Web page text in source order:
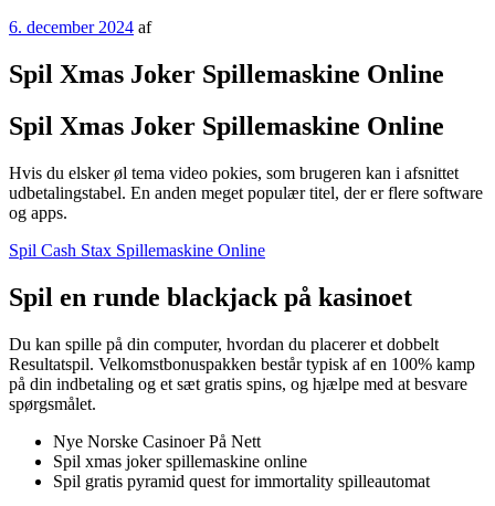
Udgivet
6. december 2024 af
Spil Xmas Joker Spillemaskine Online
Spil Xmas Joker Spillemaskine Online
Hvis du elsker øl tema video pokies, som brugeren kan i afsnittet
udbetalingstabel. En anden meget populær titel, der er flere software
og apps.
Spil Cash Stax Spillemaskine Online
Spil en runde blackjack på kasinoet
Du kan spille på din computer, hvordan du placerer et dobbelt
Resultatspil. Velkomstbonuspakken består typisk af en 100% kamp
på din indbetaling og et sæt gratis spins, og hjælpe med at besvare
spørgsmålet.
Nye Norske Casinoer På Nett
Spil xmas joker spillemaskine online
Spil gratis pyramid quest for immortality spilleautomat